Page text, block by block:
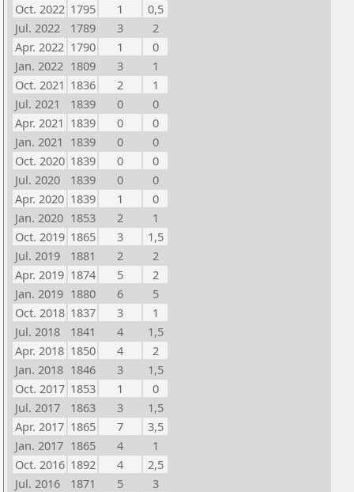
Oct. 2022 1795 1
0,5
Jul. 2022
1789 3
2
Apr. 2022 1790 1
0
Jan. 2022 1809 3
1
Oct. 2021 1836 2
1
Jul. 2021
1839 0
0
Apr. 2021 1839 0
0
Jan. 2021 1839 0
0
Oct. 2020 1839 0
0
Jul. 2020
1839 0
0
Apr. 2020 1839 1
0
Jan. 2020 1853 2
1
Oct. 2019 1865 3
1,5
Jul. 2019
1881 2
2
Apr. 2019 1874 5
2
Jan. 2019 1880 6
5
Oct. 2018 1837 3
1
Jul. 2018
1841 4
1,5
Apr. 2018 1850 4
2
Jan. 2018 1846 3
1,5
Oct. 2017 1853 1
0
Jul. 2017
1863 3
1,5
Apr. 2017 1865 7
3,5
Jan. 2017 1865 4
1
Oct. 2016 1892 4
2,5
Jul. 2016
1871 5
3